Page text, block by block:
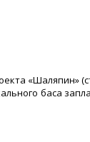
«Шаляпин»
баса